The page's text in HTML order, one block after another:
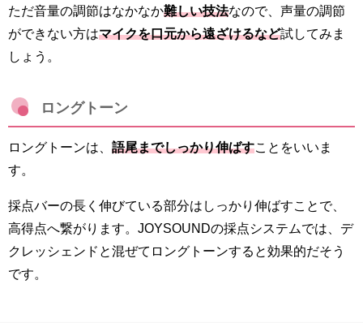
ただ音量の調節はなかなか難しい技法なので、声量の調節
ができない方はマイクを口元から遠ざけるなど試してみま
しょう。
ロングトーン
ロングトーンは、 語尾までしっかり伸ばすことをいいま
す。
採点バーの長く伸びている部分はしっかり伸ばすことで、
高得点へ繋がります。JOYSOUNDの採点システムでは、デ
クレッシェンドと混ぜてロングトーンすると効果的だそう
です。